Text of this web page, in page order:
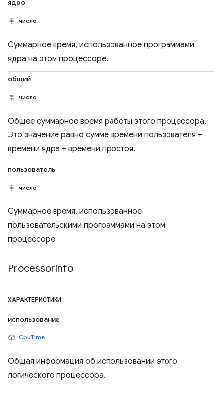
ядро
число
Суммарное время, использованное программами
ядра на этом процессоре.
общий
число
Общее суммарное время работы этого процессора.
Это значение равно сумме времени пользователя +
времени ядра + времени простоя.
пользователь
число
Суммарное время, использованное
пользовательскими программами на этом
процессоре.
ProcessorInfo
ХАРАКТЕРИСТИКИ
использование
CpuTime
Общая информация об использовании этого
логического процессора.